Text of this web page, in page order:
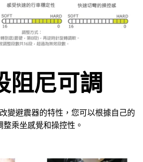
阻尼可調
變避震器的特性，您可以根據自己的
整乘坐感覺和操控性。